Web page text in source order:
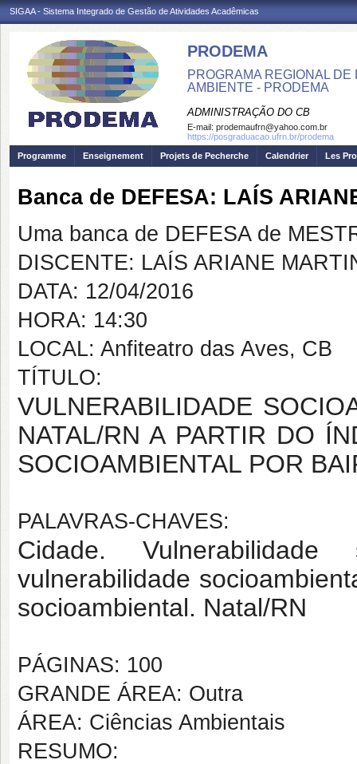
SIGAA - Sistema Integrado de Gestão de Atividades Acadêmicas
PRODEMA
PROGRAMA REGIONAL
AMBIENTE - PRODEMA
ADMINISTRAÇÃO DO CB
E-mail: prodemaufrn@yahoo.com.br
https://posgraduacao.ufrn.br/prodema
Programme
Enseignement Projets de Pecherche Calendrier Les
Banca de DEFESA: LAÍS
Uma banca de DEFESA de
DISCENTE: LAÍS ARIANE
DATA: 12/04/2016
HORA: 14:30
LOCAL: Anfiteatro das Aves, CB
TÍTULO:
VULNERABILIDADE
NATAL/RN A PARTIR DO
SOCIOAMBIENTAL POR
PALAVRAS-CHAVES:
Cidade.
vulnerabilidade
socioambiental. Natal/RN
PÁGINAS: 100
GRANDE ÁREA: Outra
ÁREA: Ciências Ambientais
RESUMO: